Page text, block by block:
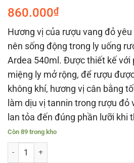
860.000₫
Hương vị của rượu vang đỏ
nên sống động trong ly uống
Ardea 540ml. Được thiết kế với
miệng ly mở rộng, để rượu
không khí, hương vị cân bằng
làm dịu vị tannin trong rượu đỏ
lan tỏa đến đúng phần lưỡi khi
Còn 89 trong kho
BỘ 6 LY UỐNG RƯỢU VANG ĐỎ PHA